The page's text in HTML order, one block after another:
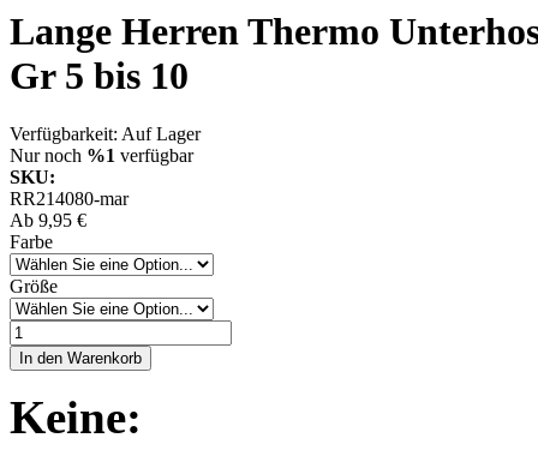
Lange Herren Thermo
Gr 5 bis 10
Verfügbarkeit: Auf Lager
Nur noch %1 verfügbar
SKU:
RR214080-mar
Ab 9,95 €
Farbe
Größe
In den Warenkorb
Keine: